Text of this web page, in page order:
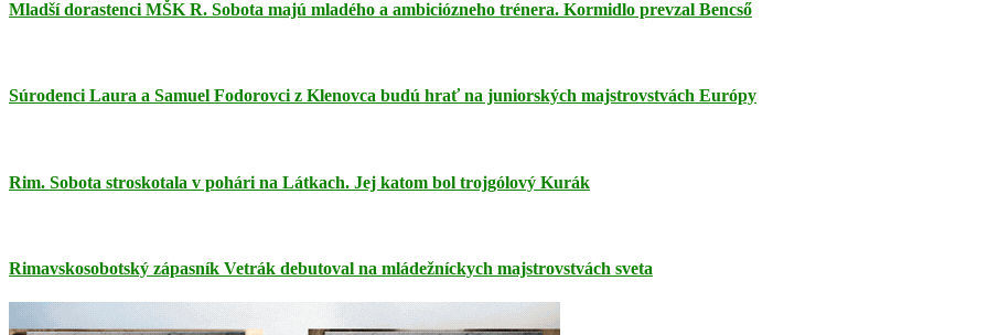
Mladší dorastenci MŠK R. Sobota majú mladého a ambiciózneho trénera. Kormidlo prevzal Bencső
Súrodenci Laura a Samuel Fodorovci z Klenovca budú hrať na juniorských majstrovstvách Európy
Rim. Sobota stroskotala v pohári na Látkach. Jej katom bol trojgólový Kurák
Rimavskosobotský zápasník Vetrák debutoval na mládežníckych majstrovstvách sveta